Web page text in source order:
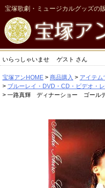
宝塚歌劇・ミュージカルグッズの
いらっしゃいませ ゲスト さん
宝塚アンHOME 商品購入
アイテム
ブルーレイ・DVD・CD・ビデオ・
一路真輝 ディナーショー ゴール